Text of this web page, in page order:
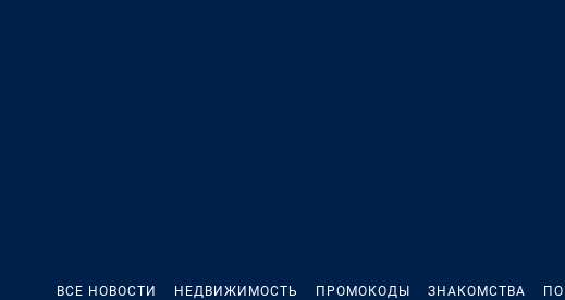
ВСЕ НОВОСТИ НЕДВИЖИМОСТЬ ПРОМОКОДЫ ЗНАКОМСТВА